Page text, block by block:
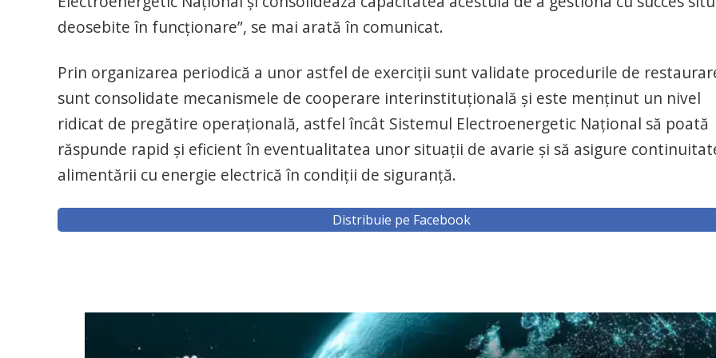
deosebite în funcţionare”, se mai arată în comunicat.
Prin organizarea periodică a unor astfel de exerciţii sunt validate procedurile de
sunt consolidate mecanismele de cooperare interinstituţională şi este menţinut un nivel
ridicat de pregătire operaţională, astfel încât Sistemul Electroenergetic Naţional să poată
răspunde rapid şi eficient în eventualitatea unor situaţii de avarie şi să asigure
alimentării cu energie electrică în condiţii de siguranţă.
Distribuie pe Facebook